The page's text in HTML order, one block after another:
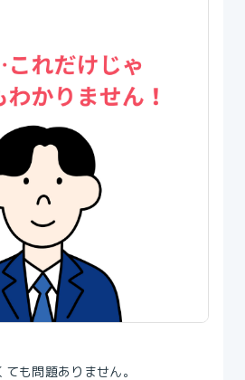
も問題ありません。